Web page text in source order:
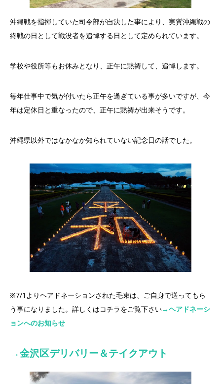
沖縄戦を指揮していた司令部が自決した事により、実質沖縄戦の
終戦の日として戦没者を追悼する日として定められています。
学校や役所等もお休みとなり、正午に黙祷して、追悼します。
毎年仕事中で気が付いたら正午を過ぎている事が多いですが、今
年は定休日と重なったので、正午に黙祷が出来そうです。
沖縄県以外ではなかなか知られていない記念日の話でした。
※7/1よりヘアドネーションされた毛束は、ご自身で送ってもら
う事になりました。詳しくはコチラをご覧下さい→ヘアドネーシ
ョンへのお知らせ
→金沢区デリバリー＆テイクアウト